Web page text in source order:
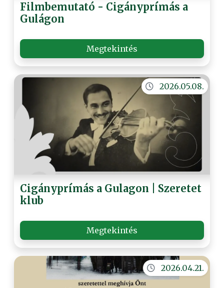
Filmbemutató - Cigányprímás a
Gulágon
Megtekintés
2026.05.08.
Cigányprímás a Gulagon | Szeretet
klub
Megtekintés
2026.04.21.